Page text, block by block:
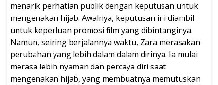
menarik perhatian publik dengan keputusan untuk
mengenakan hijab. Awalnya, keputusan ini diambil
untuk keperluan promosi film yang dibintanginya.
Namun, seiring berjalannya waktu, Zara merasakan
perubahan yang lebih dalam dalam dirinya. Ia mulai
merasa lebih nyaman dan percaya diri saat
mengenakan hijab, yang membuatnya memutuskan